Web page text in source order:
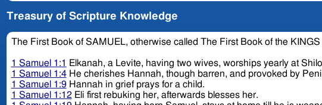
Treasury of Scripture Knowledge
The First Book of SAMUEL, otherwise called The First Book of the KINGS
1 Samuel 1:1
Elkanah, a Levite, having two wives, worships yearly at
1 Samuel 1:4 He cherishes Hannah, though barren, and provoked by
1 Samuel 1:9 Hannah in grief prays for a child.
1 Samuel 1:12 Eli first rebuking her, afterwards blesses her.